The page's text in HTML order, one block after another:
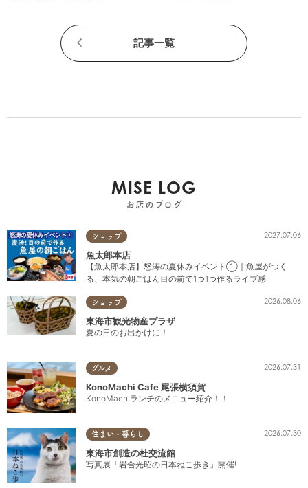
記事一覧
MISE LOG
お店のブログ
ショップ 2027.07.06
魚太郎本店
【魚太郎本店】怒涛の夏休みイベント①｜魚屋がつく
る、本気の朝ごはん目の前で1つ1つ作るライブ感
ショップ 2026.08.06
東海市観光物産プラザ
夏の日のお出かけに！
グルメ 2026.07.31
KonoMachi Cafe 尾張横須賀
KonoMachiランチのメニュー紹介！！
住まい・暮らし 2026.07.30
東海市創造の杜交流館
写真展「岩合光昭の日本ねこ歩き」開催!